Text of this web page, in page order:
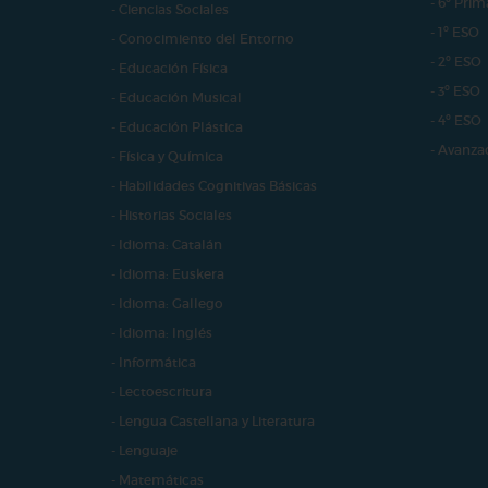
- Ciencias Sociales
- Conocimiento del Entorno
- Educación Física
- Educación Musical
- Educación Plástica
- Física y Química
- Habilidades Cognitivas Básicas
- Historias Sociales
- Idioma: Catalán
- Idioma: Euskera
- Idioma: Gallego
- Idioma: Inglés
- Informática
- Lectoescritura
- Lengua Castellana y Literatura
- Lenguaje
- Matemáticas
- 1º ESO
- 2º ESO
- 3º ESO
- 4º ESO
-